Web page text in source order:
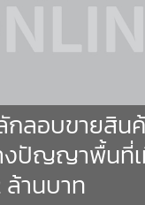
ลอบขายสินค้
ปัญญาพื้นที่
ล้านบาท